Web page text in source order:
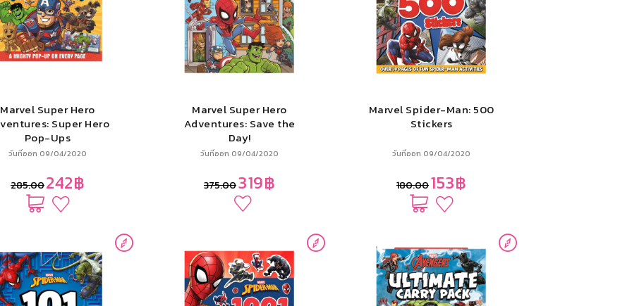
Marvel Super Hero
Super Hero
Pop-Ups
วันที่ออก 09/04/2020
285.00242฿
Marvel Super Hero
Adventures: Save the
Day!
วันที่ออก 09/04/2020
375.00319฿
Marvel Spider-Man: 500
Stickers
วันที่ออก 09/04/2020
180.00153฿